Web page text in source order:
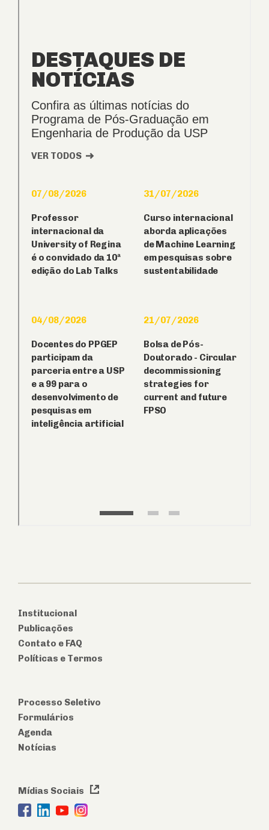
Institucional
Publicações
Contato e FAQ
Políticas e Termos
Processo Seletivo
Formulários
Agenda
Notícias
Mídias Sociais